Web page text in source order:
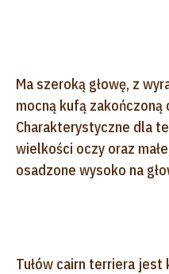
Ma szeroką głowę, z
mocną kufą zakończoną
Charakterystyczne dla
wielkości oczy oraz
osadzone wysoko na
Tułów cairn terriera jest